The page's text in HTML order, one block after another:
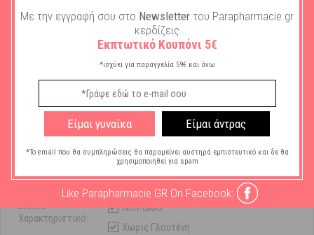
διατροφή του μωρού σας βρεφικού γάλακτος. Η έναρξη διατροφής με
μπιμπερό μπορεί να έχει αρνητικές επιπτώσεις στο θηλασμό.
Χαρακτηριστικά
Frezylac
Βρέφη
Ειδικό
Χαρακτηριστικό:
Non-GMO
Χωρίς Γλουτένη
Με την εγγραφή σου στο Newsletter του Parapharmacie.gr
κερδίζεις
Εκπτωτικό Κουπόνι 5€
*ισχύει για παραγγελία 59€ και άνω
Είμαι γυναίκα Είμαι άντρας
*Το email που θα συμπληρώσεις θα παραμείνει αυστηρά εμπιστευτικό και δε θα
χρησιμοποιηθεί για spam
Like Parapharmacie GR On Facebook: